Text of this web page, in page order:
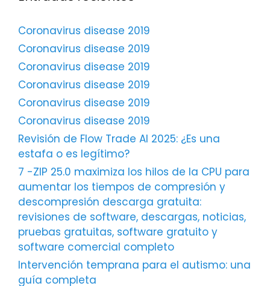
Coronavirus disease 2019
Coronavirus disease 2019
Coronavirus disease 2019
Coronavirus disease 2019
Coronavirus disease 2019
Coronavirus disease 2019
Revisión de Flow Trade AI 2025: ¿Es una
estafa o es legítimo?
7 -ZIP 25.0 maximiza los hilos de la CPU para
aumentar los tiempos de compresión y
descompresión descarga gratuita:
revisiones de software, descargas, noticias,
pruebas gratuitas, software gratuito y
software comercial completo
Intervención temprana para el autismo: una
guía completa